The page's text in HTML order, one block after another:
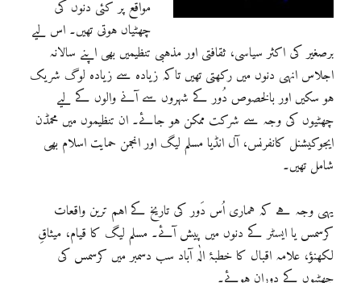
مواقع پر کئی دنوں کی
چھٹیاں ہوتی تھیں۔ اس لیے
برصغیر کی اکثر سیاسی، ثقافتی اور مذہبی تنظیمیں بھی اپنے سالانہ
اجلاس انہی دنوں میں رکھتی تھیں تاکہ زیادہ سے زیادہ لوگ شریک
ہو سکیں اور بالخصوص دُور کے شہروں سے آنے والوں کے لیے
چھٹیوں کی وجہ سے شرکت ممکن ہو جائے۔ ان تنظیموں میں محمڈن
ایجوکیشنل کانفرنس، آل انڈیا مسلم لیگ اور انجمن حمایت اسلام بھی
شامل تھیں۔
یہی وجہ ہے کہ ہماری اُس دَور کی تاریخ کے اہم ترین واقعات
کرسمس یا ایسٹر کے دنوں میں پیش آئے۔ مسلم لیگ کا قیام، میثاقِ
لکھنؤ، علامہ اقبال کا خطبۂ الٰہ آباد سب دسمبر میں کرسمس کی